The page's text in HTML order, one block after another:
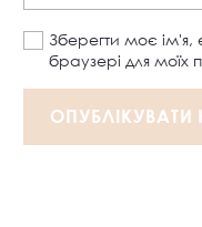
Зберегти моє
браузері для моїх
ОПУБЛІКУВАТИ